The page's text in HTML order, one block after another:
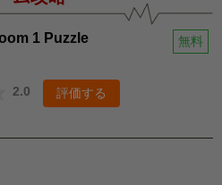
1 Puzzle 無料
2.0 評価する